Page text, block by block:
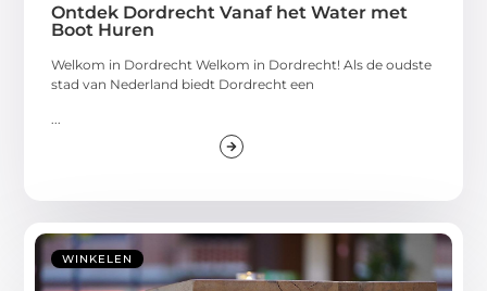
Ontdek Dordrecht Vanaf het Water met
Boot Huren
Welkom in Dordrecht Welkom in Dordrecht! Als de oudste
stad van Nederland biedt Dordrecht een
...
WINKELEN